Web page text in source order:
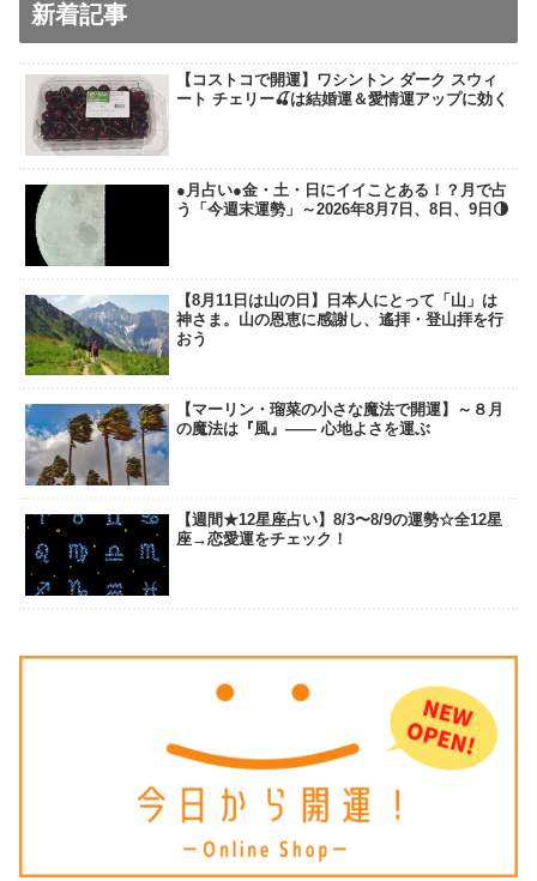
新着記事
【コストコで開運】ワシントン ダーク スウィ
ート チェリー🍒は結婚運＆愛情運アップに効く
●月占い●金・土・日にイイことある！？月で占
う「今週末運勢」～2026年8月7日、8日、9日🌗
【8月11日は山の日】日本人にとって「山」は
神さま。山の恩恵に感謝し、遙拝・登山拝を行
おう
【マーリン・瑠菜の小さな魔法で開運】～８月
の魔法は『風』―― 心地よさを運ぶ
【週間★12星座占い】8/3〜8/9の運勢☆全12星
座→恋愛運をチェック！